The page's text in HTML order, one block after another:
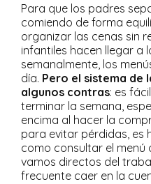
Para que los padres
comiendo de forma
organizar las cenas sin
infantiles hacen llegar a
semanalmente, los
día. Pero el sistema de
algunos contras: es
terminar la semana,
encima al hacer la
para evitar pérdidas, es
como consultar el menú
vamos directos del
frecuente caer en la